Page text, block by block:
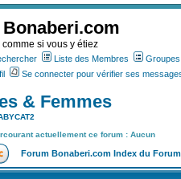
si vous y étiez
Liste des Membres
Se connecter pour vérifier ses
& Femmes
actuellement ce forum : Aucun
Forum Bonaberi.com Index du Forum